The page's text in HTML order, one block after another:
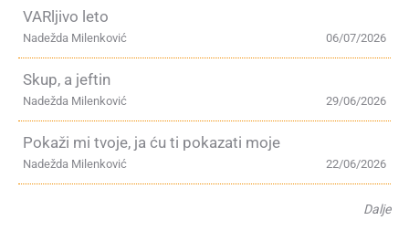
VARljivo leto
06/07/2026
Nadežda Milenković
Skup, a jeftin
29/06/2026
Nadežda Milenković
Pokaži mi tvoje, ja ću ti pokazati moje
22/06/2026
Nadežda Milenković
Dalje